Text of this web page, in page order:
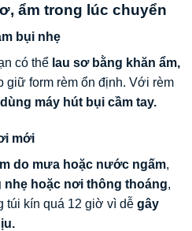
ẩm trong lúc chuyển
bụi nhẹ
có thể lau sơ bằng khăn ẩm,
giữ form rèm ổn định. Với rèm
dùng máy hút bụi cầm tay.
mới
do mưa hoặc nước ngấm,
hoặc nơi thông thoáng,
túi kín quá 12 giờ vì dễ gây